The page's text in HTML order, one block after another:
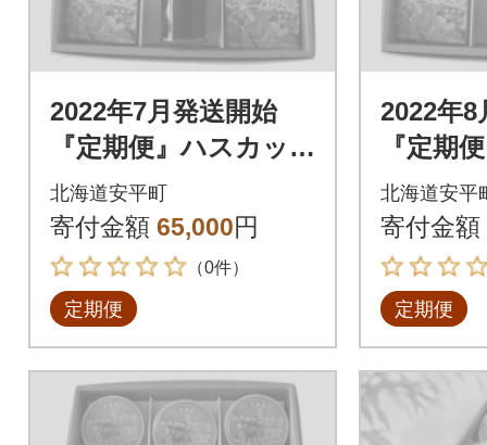
2022年7月発送開始
『定期便』ハスカッ
プゼリー&ソース・よ
うかんギフトセット
全6回
北海道安平町
寄付金額 65,000円
（0件）
定期便
2022年8
『定期
プゼリ
うかん
全6回
北海道安平
寄付金額
定期便